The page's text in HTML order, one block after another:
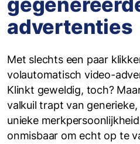
advertenties
Met slechts een paar
volautomatisch video-
Klinkt geweldig, toch?
valkuil trapt van
unieke
onmisbaar om echt op te